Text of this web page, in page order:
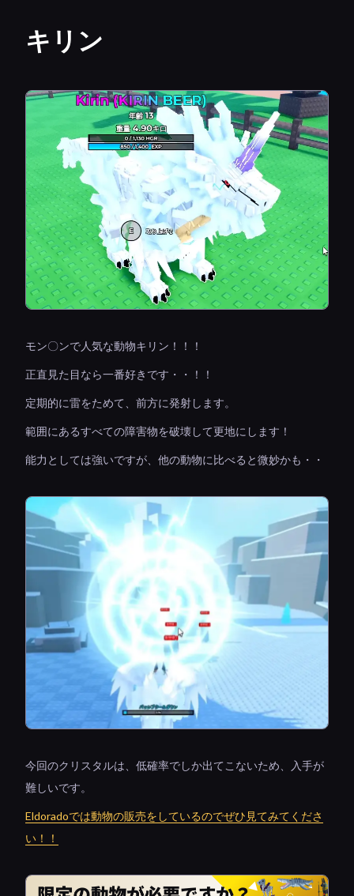
キリン
モン〇ンで人気な動物キリン！！！
正直見た目なら一番好きです・・！！
定期的に雷をためて、前方に発射します。
範囲にあるすべての障害物を破壊して更地にします！
能力としては強いですが、他の動物に比べると微妙かも・・
今回のクリスタルは、低確率でしか出てこないため、入手が
難しいです。
Eldoradoでは動物の販売をしているのでぜひ見てみてくださ
い！！